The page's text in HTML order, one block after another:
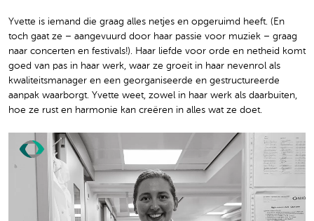
Yvette is iemand die graag alles netjes en opgeruimd heeft. (En
toch gaat ze – aangevuurd door haar passie voor muziek – graag
naar concerten en festivals!). Haar liefde voor orde en netheid komt
goed van pas in haar werk, waar ze groeit in haar nevenrol als
kwaliteitsmanager en een georganiseerde en gestructureerde
aanpak waarborgt. Yvette weet, zowel in haar werk als daarbuiten,
hoe ze rust en harmonie kan creëren in alles wat ze doet.
Video
Player